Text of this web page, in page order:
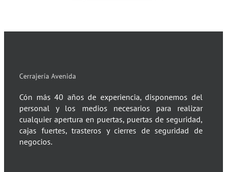
Cerrajería Avenida
Cón más 40 años de experiencia, disponemos del
personal y los medios necesarios para realizar
cualquier apertura en puertas, puertas de seguridad,
cajas fuertes, trasteros y cierres de seguridad de
negocios.